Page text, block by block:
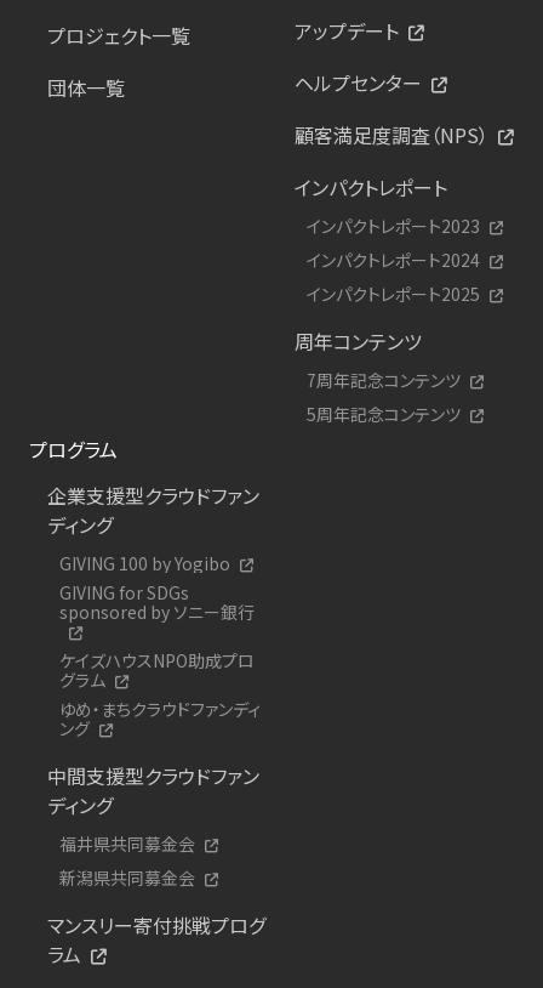
プロジェクト一覧
団体一覧
アップデート
ヘルプセンター
顧客満足度調査（NPS）
インパクトレポート
インパクトレポート2023
インパクトレポート2024
インパクトレポート2025
周年コンテンツ
7周年記念コンテンツ
5周年記念コンテンツ
プログラム
企業支援型クラウドファン
ディング
GIVING 100 by Yogibo
GIVING for SDGs
sponsored by ソニー銀行
ケイズハウスNPO助成プロ
グラム
ゆめ・まちクラウドファンディ
ング
中間支援型クラウドファン
ディング
福井県共同募金会
新潟県共同募金会
マンスリー寄付挑戦プログ
ラム